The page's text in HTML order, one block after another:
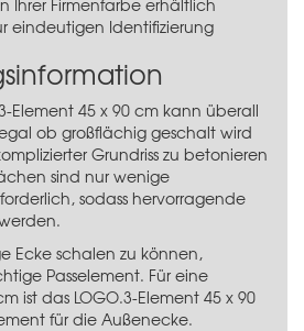
eindeutigen Identifizierung
Element 45 x 90 cm kann überall
ob großflächig geschalt wird
Grundriss zu betonieren
sind nur wenige
sodass hervorragende
Ecke schalen zu können,
Passelement. Für eine
ist das LOGO.3-Element 45 x 90
für die Außenecke.